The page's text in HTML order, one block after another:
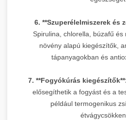
6. **Szuperélelmiszerek és
Spirulina, chlorella, búzafű és
növény alapú kiegészítők,
tápanyagokban és
7. **Fogyókúrás
elősegíthetik a fogyást és a
például termogenikus